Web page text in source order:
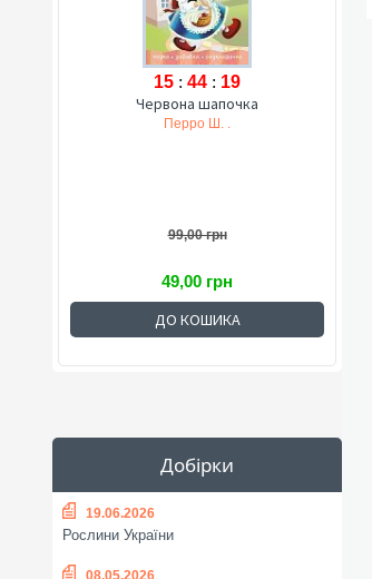
15 : 44 : 18
Червона шапочка
Перро Ш. .
99,00 грн
49,00 грн
ДО КОШИКА
Добірки
19.06.2026
Рослини України
08.05.2026